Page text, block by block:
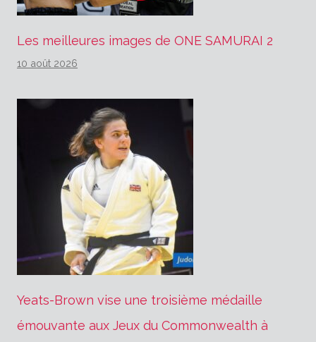
Les meilleures images de ONE SAMURAI 2
10 août 2026
Yeats-Brown vise une troisième médaille
émouvante aux Jeux du Commonwealth à